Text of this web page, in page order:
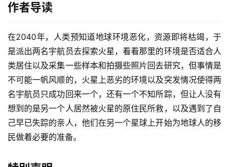
作者导读
在2040年，人类预知道地球环境恶化，资源即将枯竭，于
是派出两名宇航员去探索火星，看看那里的环境是否适合人
类居住以及采集一些样本和拍摄些照片回去研究，但事情是
不可能一帆风顺的，火星上恶劣的环境以及突发情况使得两
名宇航员只成功回来一个，还有一个不知所踪，但让人没有
想到的是另一个人居然被火星的原住民所救，以及遇到了自
己早已失踪的亲人，他们在另一个星球上开始为地球人的移
民做着必要的准备。